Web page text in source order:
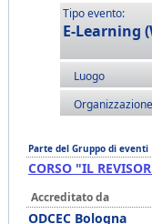
Tipo evento:
E-Learning
Luogo
Organizzazione
Parte del Gruppo di eventi
CORSO "IL
Accreditato da
ODCEC Bologna